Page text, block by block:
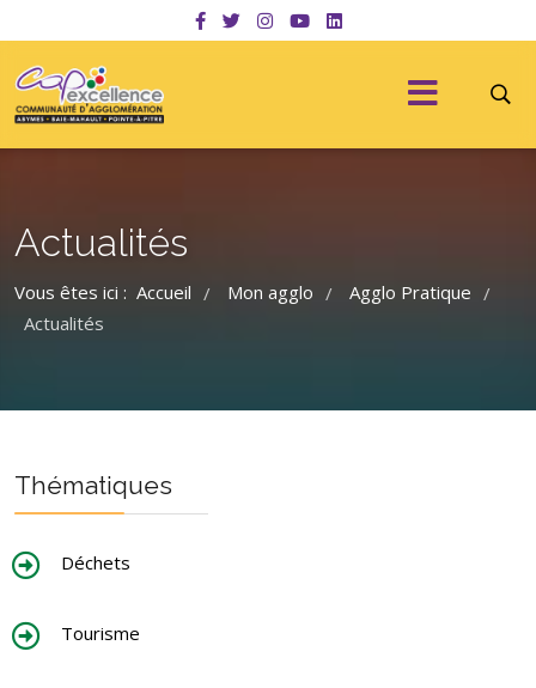
Actualités
Vous êtes ici : Accueil / Mon agglo / Agglo Pratique /
Actualités
Thématiques
Déchets
Tourisme